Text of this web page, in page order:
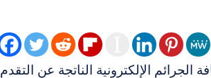
الإلكترونية الناتجة عن التقدم